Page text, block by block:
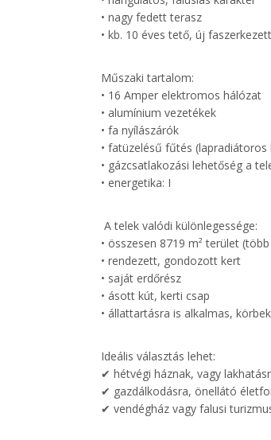
• nagy fedett terasz
• kb. 10 éves tető, új
Műszaki tartalom:
• 16 Amper elektromos hálózat
• alumínium vezetékek
• fa nyílászárók
• fatüzelésű fűtés (lapradiátoros
• gázcsatlakozási lehetőség a
• energetika: I
A telek valódi különlegessége:
• összesen 8719 m² terület
• rendezett, gondozott kert
• saját erdőrész
• ásott kút, kerti csap
• állattartásra is alkalmas,
Ideális választás lehet:
✔ hétvégi háznak, vagy
✔ gazdálkodásra, önellátó
✔ vendégház vagy falusi